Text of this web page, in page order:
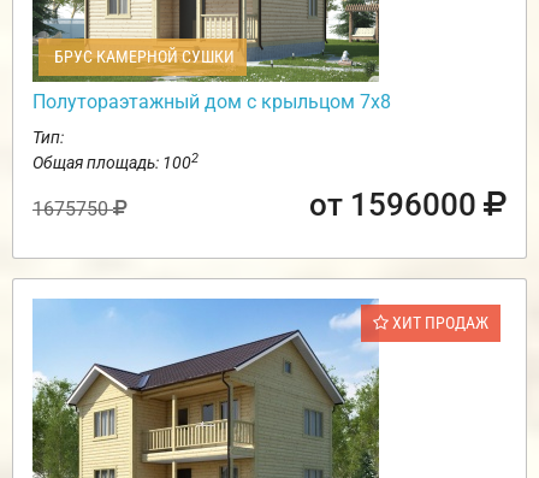
БРУС КАМЕРНОЙ СУШКИ
Полутораэтажный дом с крыльцом 7х8
Тип:
Общая площадь: 1002
1675750 от 1596000
ХИТ ПРОДАЖ